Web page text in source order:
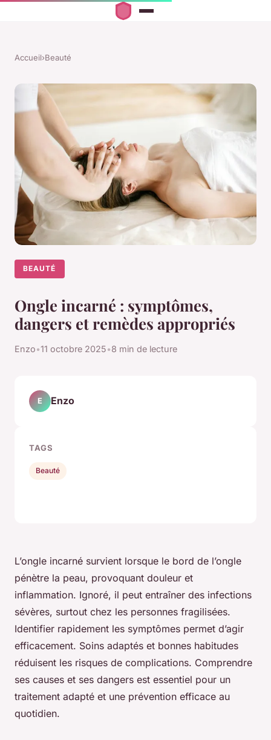
Accueil›Beauté
BEAUTÉ
Ongle incarné : symptômes,
dangers et remèdes appropriés
Enzo•11 octobre 2025•8 min de lecture
L’ongle incarné survient lorsque le bord de l’ongle
pénètre la peau, provoquant douleur et
inflammation. Ignoré, il peut entraîner des infections
sévères, surtout chez les personnes fragilisées.
Identifier rapidement les symptômes permet d’agir
efficacement. Soins adaptés et bonnes habitudes
réduisent les risques de complications. Comprendre
ses causes et ses dangers est essentiel pour un
traitement adapté et une prévention efficace au
quotidien.
E Enzo
TAGS
Beauté